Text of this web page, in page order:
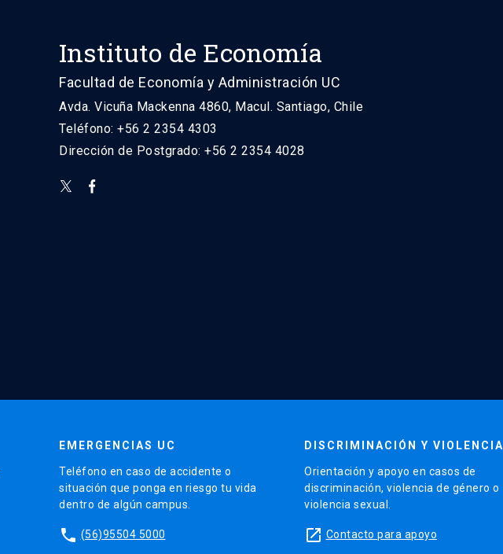
Instituto de Economía
Facultad de Economía y Administración UC
Avda. Vicuña Mackenna 4860, Macul. Santiago, Chile
Teléfono: +56 2 2354 4303
Dirección de Postgrado: +56 2 2354 4028
EMERGENCIAS UC
Teléfono en caso de accidente o
situación que ponga en riesgo tu vida
dentro de algún campus.
phone (56)95504 5000
DISCRIMINACIÓN Y VIOLENCIA
Orientación y apoyo en casos de
discriminación, violencia de género o
violencia sexual.
launch Contacto para apoyo